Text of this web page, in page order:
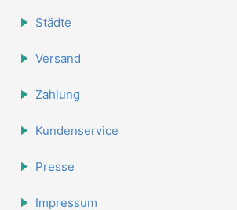
Städte
Versand
Zahlung
Kundenservice
Presse
Impressum